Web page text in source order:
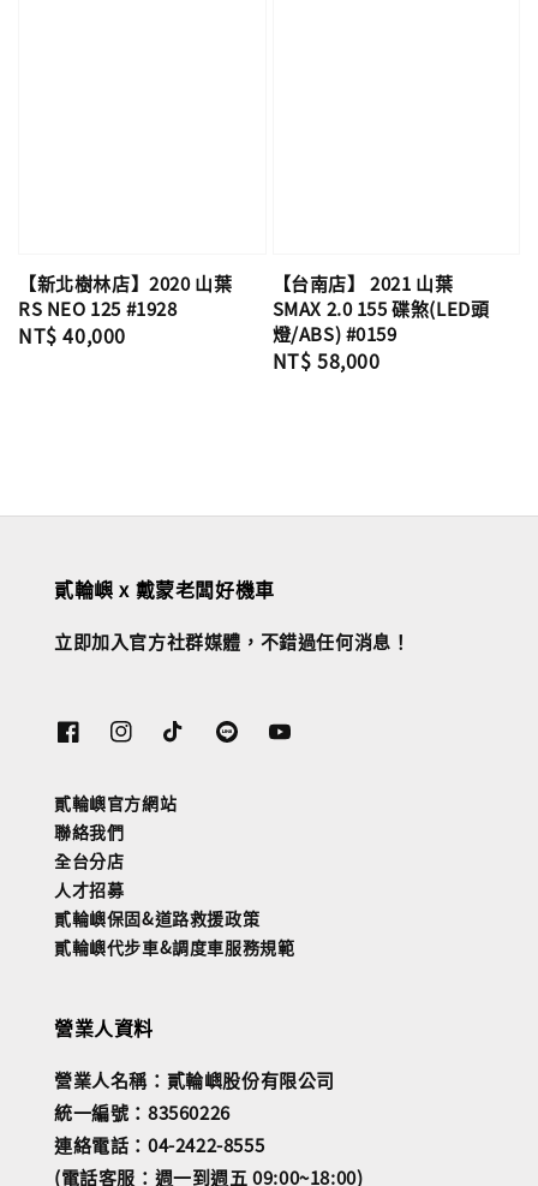
【新北樹林店】2020 山葉
RS NEO 125 #1928
Regular
NT$ 40,000
【台南店】 2021 山葉
SMAX 2.0 155 碟煞(LED頭
燈/ABS) #0159
Regular
NT$ 58,000
貳輪嶼 x 戴蒙老闆好機車
立即加入官方社群媒體，不錯過任何消息！
貳輪嶼官方網站
聯絡我們
全台分店
人才招募
貳輪嶼保固&道路救援政策
貳輪嶼代步車&調度車服務規範
營業人資料
營業人名稱：貳輪嶼股份有限公司
統一編號：83560226
連絡電話：04-2422-8555
(電話客服：週一到週五 09:00~18:00)